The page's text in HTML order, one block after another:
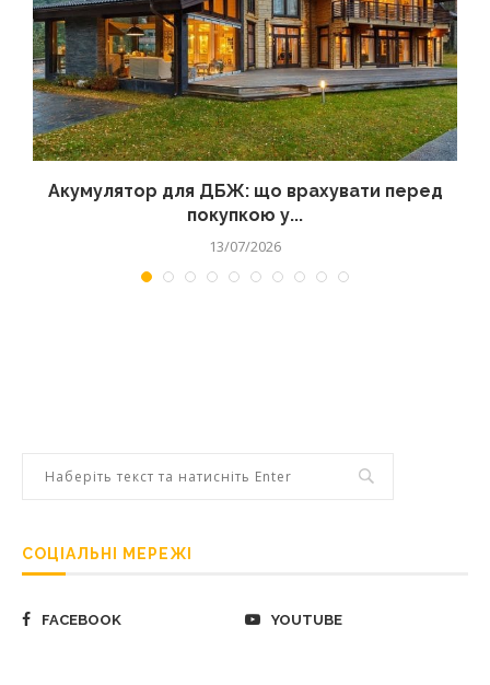
Акумулятор для ДБЖ: що врахувати перед
покупкою у...
13/07/2026
СОЦІАЛЬНІ МЕРЕЖІ
FACEBOOK YOUTUBE